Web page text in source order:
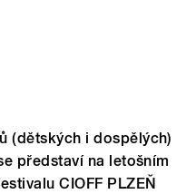
(dětských i dospělých)
představí na letošním
CIOFF PLZEŇ